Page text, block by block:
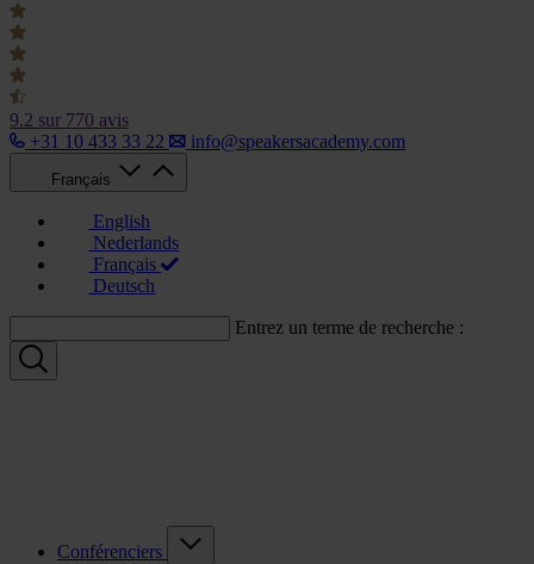
9.2 sur 770 avis
+31 10 433 33 22
info@speakersacademy.com
Français
English
Nederlands
Français
Deutsch
Entrez un terme de recherche :
Conférenciers